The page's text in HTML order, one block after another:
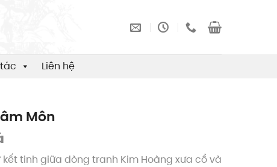
Liên hệ
Môn
kết tinh giữa dòng tranh Kim Hoàng xưa cổ và